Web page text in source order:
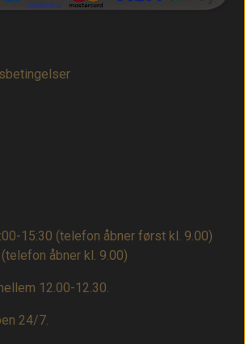
15:30 (telefon åbner først kl. 9.00)
(telefon åbner kl. 9.00)
12.00-12.30.
24/7.